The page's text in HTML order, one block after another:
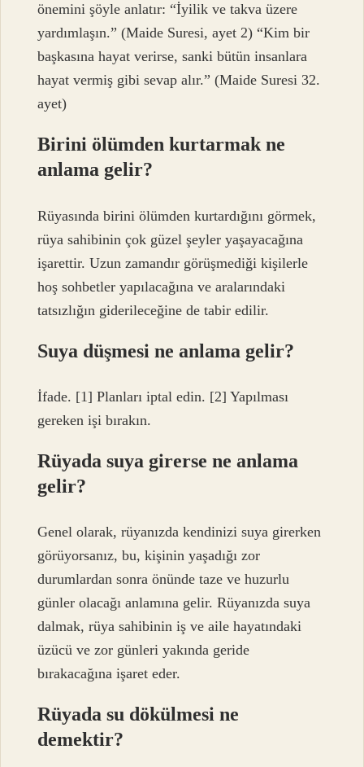
önemini şöyle anlatır: “İyilik ve takva üzere
yardımlaşın.” (Maide Suresi, ayet 2) “Kim bir
başkasına hayat verirse, sanki bütün insanlara
hayat vermiş gibi sevap alır.” (Maide Suresi 32.
ayet)
Birini ölümden kurtarmak ne
anlama gelir?
Rüyasında birini ölümden kurtardığını görmek,
rüya sahibinin çok güzel şeyler yaşayacağına
işarettir. Uzun zamandır görüşmediği kişilerle
hoş sohbetler yapılacağına ve aralarındaki
tatsızlığın giderileceğine de tabir edilir.
Suya düşmesi ne anlama gelir?
İfade. [1] Planları iptal edin. [2] Yapılması
gereken işi bırakın.
Rüyada suya girerse ne anlama
gelir?
Genel olarak, rüyanızda kendinizi suya girerken
görüyorsanız, bu, kişinin yaşadığı zor
durumlardan sonra önünde taze ve huzurlu
günler olacağı anlamına gelir. Rüyanızda suya
dalmak, rüya sahibinin iş ve aile hayatındaki
üzücü ve zor günleri yakında geride
bırakacağına işaret eder.
Rüyada su dökülmesi ne
demektir?